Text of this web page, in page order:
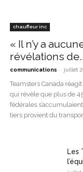
chauffeur inc
« Il n’y a
révélations
communications - juillet
Teamsters Canada
qui révèle que plus de
fédérales
tiers provient du
Les